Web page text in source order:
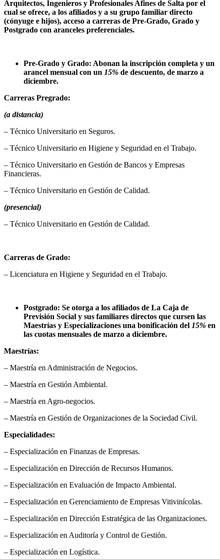
Arquitectos, Ingenieros y Profesionales Afines de Salta por el
cual se ofrece, a los afiliados y a su grupo familiar directo
(cónyuge e hijos), acceso a carreras de Pre-Grado, Grado y
Postgrado con aranceles preferenciales.
Pre-Grado y Grado: Abonan la inscripción completa y un
arancel mensual con un 15% de descuento, de marzo a
diciembre.
Carreras Pregrado:
(a distancia)
– Técnico Universitario en Seguros.
– Técnico Universitario en Higiene y Seguridad en el Trabajo.
– Técnico Universitario en Gestión de Bancos y Empresas
Financieras.
– Técnico Universitario en Gestión de Calidad.
(presencial)
– Técnico Universitario en Gestión de Calidad.
Carreras de Grado:
– Licenciatura en Higiene y Seguridad en el Trabajo.
Postgrado: Se otorga a los afiliados de La Caja de
Previsión Social y sus familiares directos que cursen las
Maestrías y Especializaciones una bonificación del 15% en
las cuotas mensuales de marzo a diciembre.
Maestrías:
– Maestría en Administración de Negocios.
– Maestría en Gestión Ambiental.
– Maestría en Agro-negocios.
– Maestría en Gestión de Organizaciones de la Sociedad Civil.
Especialidades:
– Especialización en Finanzas de Empresas.
– Especialización en Dirección de Recursos Humanos.
– Especialización en Evaluación de Impacto Ambiental.
– Especialización en Gerenciamiento de Empresas Vitivinícolas.
– Especialización en Dirección Estratégica de las Organizaciones.
– Especialización en Auditoría y Control de Gestión.
– Especialización en Logística.